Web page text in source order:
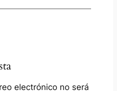
electrónico no será